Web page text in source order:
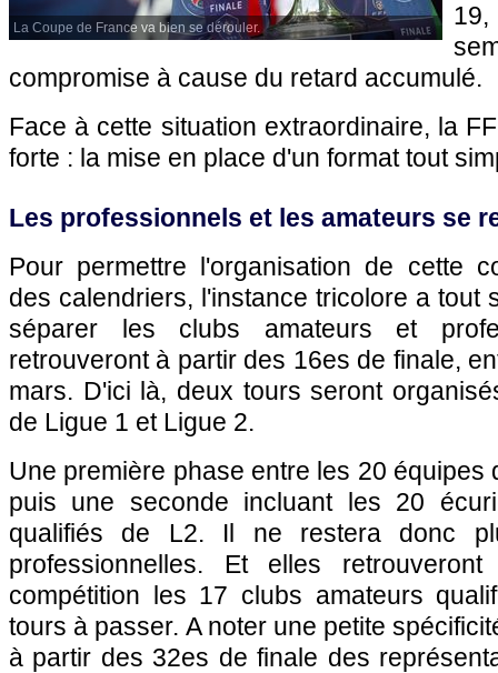
La Coupe de France va bien se dérouler.
compromise à cause du retard accumulé.
Face à cette situation extraordinaire, la
forte : la mise en place d'un format tout
Les professionnels et les amateurs se
Pour permettre l'organisation de cette
des calendriers, l'instance tricolore a tout
séparer les clubs amateurs et
retrouveront à partir des 16es de finale,
mars. D'ici là, deux tours seront
de Ligue 1 et Ligue 2.
Une première phase entre les 20 équipes
puis une seconde incluant les 20
qualifiés de L2. Il ne restera donc
professionnelles. Et elles
compétition les 17 clubs amateurs
tours à passer. A noter une petite
à partir des 32es de finale des